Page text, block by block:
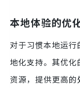
本地体验的优
对于习惯本地运
地化支持。其优
资源，提供更高的